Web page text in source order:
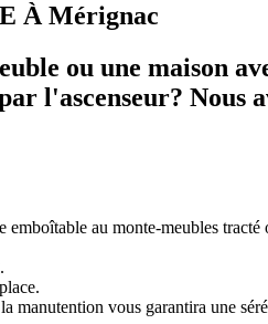
À Mérignac
ou une maison
l'ascenseur? Nous
au monte-meubles tracté
manutention vous garantira une